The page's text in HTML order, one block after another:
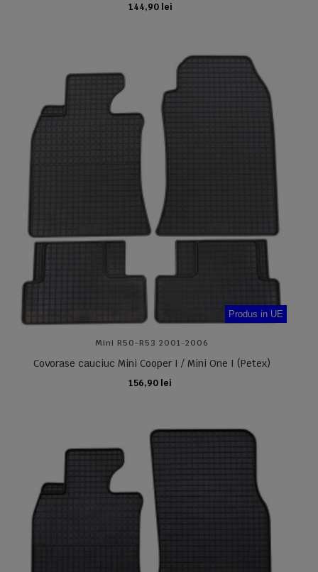
144,90 lei
ADAUGA IN COS
Produs in UE
Mini R50-R53 2001-2006
Covorase cauciuc Mini Cooper I / Mini One I (Petex)
156,90 lei
ADAUGA IN COS